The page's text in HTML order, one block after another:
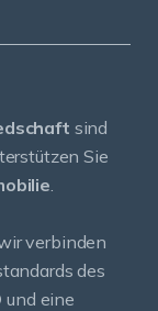
sind
Sie
verbinden
des
und eine